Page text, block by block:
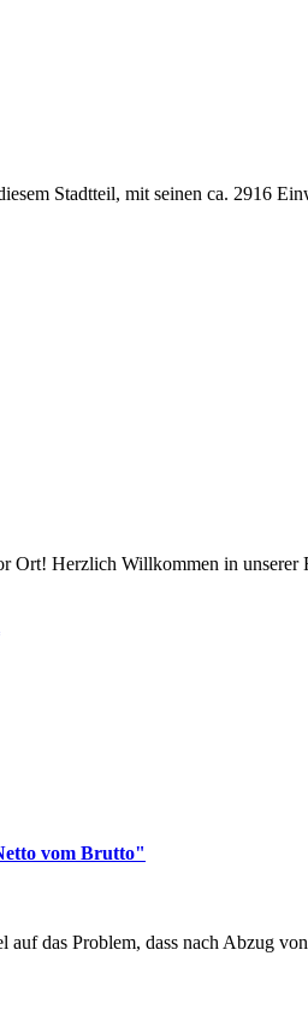
Stadtteil, mit seinen ca. 2916
Ort! Herzlich Willkommen in unserer
vom Brutto"
das Problem, dass nach Abzug